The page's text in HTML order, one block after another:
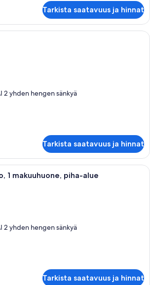
Tarkista saatavuus ja hinnat
Hotellihuone, jossa on sänky, pieni
2 yhden hengen sänkyä
Tarkista saatavuus ja hinnat
Moderni keittiö, jossa on
1 makuuhuone, piha-alue
2 yhden hengen sänkyä
Tarkista saatavuus ja hinnat